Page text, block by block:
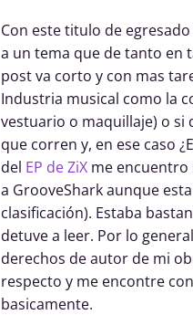
Con este titulo de
a un tema que de tanto en
post va corto y con mas
Industria musical como la
vestuario o maquillaje) o si
que corren y, en ese caso
del EP de ZiX me encuentro
a GrooveShark aunque
clasificación). Estaba
detuve a leer. Por lo
derechos de autor de mi
respecto y me encontre
basicamente.